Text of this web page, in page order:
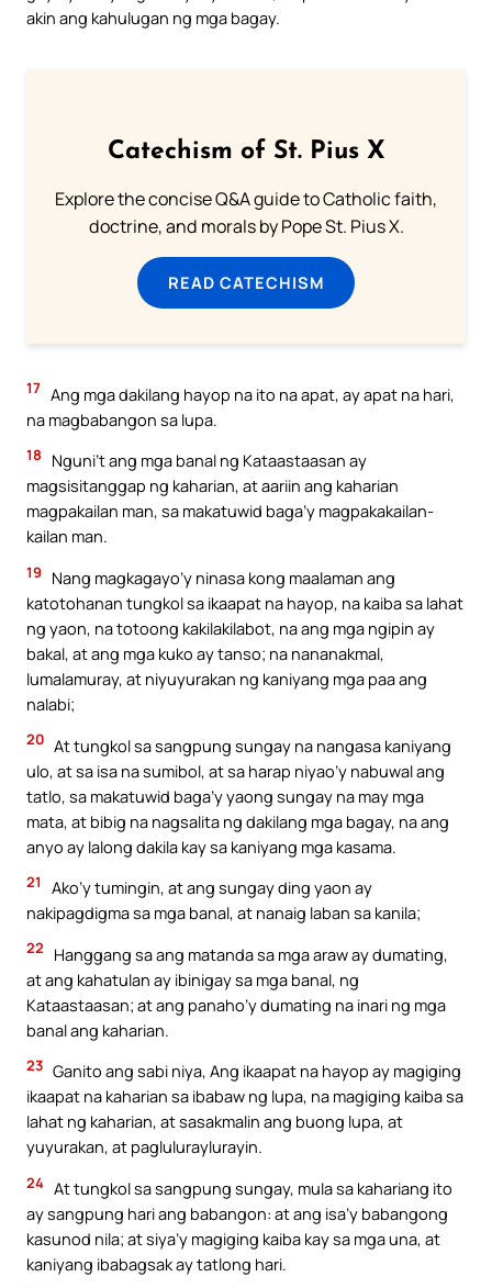
akin ang kahulugan ng mga bagay.
Catechism of St. Pius X
Explore the concise Q&A guide to Catholic faith,
doctrine, and morals by Pope St. Pius X.
READ CATECHISM
17 Ang mga dakilang hayop na ito na apat, ay apat na hari,
na magbabangon sa lupa.
18
Nguni’t ang mga banal ng Kataastaasan ay
magsisitanggap ng kaharian, at aariin ang kaharian
magpakailan man, sa makatuwid baga’y magpakakailan-
kailan man.
19
Nang magkagayo’y ninasa kong maalaman ang
katotohanan tungkol sa ikaapat na hayop, na kaiba sa lahat
ng yaon, na totoong kakilakilabot, na ang mga ngipin ay
bakal, at ang mga kuko ay tanso; na nananakmal,
lumalamuray, at niyuyurakan ng kaniyang mga paa ang
nalabi;
20 At tungkol sa sangpung sungay na nangasa kaniyang
ulo, at sa isa na sumibol, at sa harap niyao’y nabuwal ang
tatlo, sa makatuwid baga’y yaong sungay na may mga
mata, at bibig na nagsalita ng dakilang mga bagay, na ang
anyo ay lalong dakila kay sa kaniyang mga kasama.
21
Ako’y tumingin, at ang sungay ding yaon ay
nakipagdigma sa mga banal, at nanaig laban sa kanila;
22
Hanggang sa ang matanda sa mga araw ay dumating,
at ang kahatulan ay ibinigay sa mga banal, ng
Kataastaasan; at ang panaho’y dumating na inari ng mga
banal ang kaharian.
23 Ganito ang sabi niya, Ang ikaapat na hayop ay magiging
ikaapat na kaharian sa ibabaw ng lupa, na magiging kaiba sa
lahat ng kaharian, at sasakmalin ang buong lupa, at
yuyurakan, at pagluluraylurayin.
24 At tungkol sa sangpung sungay, mula sa kahariang ito
ay sangpung hari ang babangon: at ang isa’y babangong
kasunod nila; at siya’y magiging kaiba kay sa mga una, at
kaniyang ibabagsak ay tatlong hari.